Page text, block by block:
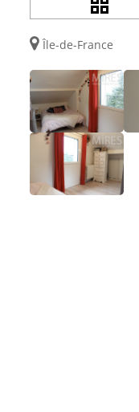
Île-de-France